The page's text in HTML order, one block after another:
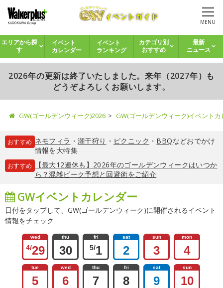
MENU
エリアから探
す
イベント
カレンダー
イベント
ランキング
カテゴリ別
おすすめ
最新
ニュース
2026年の更新は終了いたしました。来年（2027年）も
どうぞよろしくお願いします。
GW(ゴールデンウィーク)2026 GW(ゴールデンウィーク)イベント
おすすめ ネモフィラ ・ 潮干狩り ・ ピクニック ・ BBQなどおでかけ
情報を大特集
おすすめ
【最大12連休も】2026年のゴールデンウィークはいつか
ら？混雑ピーク予想と回避術をご紹介
GWイベントカレンダー
日付をタップして、GW(ゴールデンウィーク)に開催されるイベント
情報をチェック
wed
4/29
thu
30
fri
5/1
sat
2
sun
3
mon
4
tue
5
wed
6
thu
7
fri
8
sat
9
sun
10